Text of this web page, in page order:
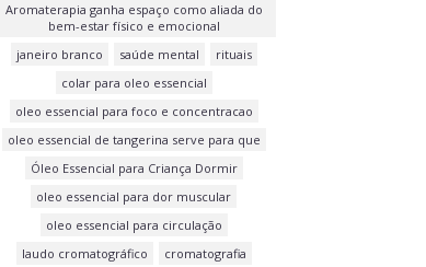
Aromaterapia ganha espaço como aliada do
bem-estar físico e emocional
janeiro branco
saúde mental
rituais
colar para oleo essencial
oleo essencial para foco e concentracao
oleo essencial de tangerina serve para que
Óleo Essencial para Criança Dormir
oleo essencial para dor muscular
oleo essencial para circulação
laudo cromatográfico
cromatografia